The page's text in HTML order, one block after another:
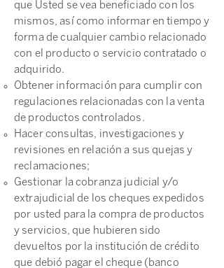
que Usted se vea beneficiado con los
mismos, así como informar en tiempo y
forma de cualquier cambio relacionado
con el producto o servicio contratado o
adquirido.
Obtener información para cumplir con
regulaciones relacionadas con la venta
de productos controlados.
Hacer consultas, investigaciones y
revisiones en relación a sus quejas y
reclamaciones;
Gestionar la cobranza judicial y/o
extrajudicial de los cheques expedidos
por usted para la compra de productos
y servicios, que hubieren sido
devueltos por la institución de crédito
que debió pagar el cheque (banco